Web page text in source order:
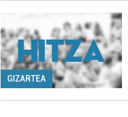
GIZARTEA